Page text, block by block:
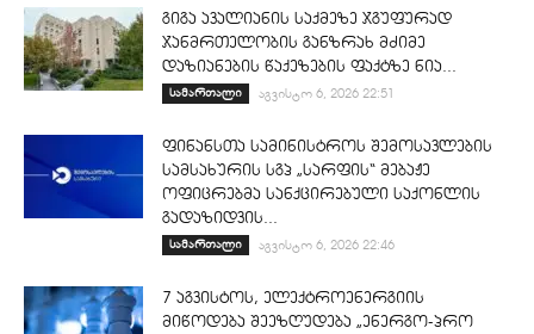
გიგა ავალიანის საქმეზე ჯგუფურად
ჯანმრთელობის განზრახ მძიმე
დაზიანების წაქეზების ფაქტზე ნია...
სამართალი აგვისტო 6, 2026 22:51
ფინანსთა სამინისტროს შემოსავლების
სამსახურის სგპ „სარფის“ მებაჟე
ოფიცრებმა სანქცირებული საქონლის
გადაზიდვის...
სამართალი აგვისტო 6, 2026 22:46
7 აგვისტოს, ელექტროენერგიის
მიწოდება შეეზღუდება „ენერგო-პრო